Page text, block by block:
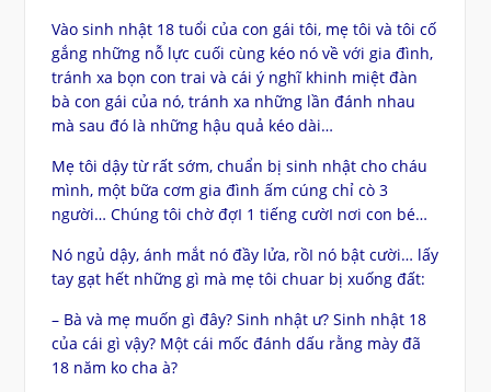
Vào sinh nhật 18 tuổi của con gái tôi, mẹ tôi và tôi cố
gắng những nỗ lực cuối cùng kéo nó về với gia đình,
tránh xa bọn con trai và cái ý nghĩ khinh miệt đàn
bà con gái của nó, tránh xa những lần đánh nhau
mà sau đó là những hậu quả kéo dài…
Mẹ tôi dậy từ rất sớm, chuẩn bị sinh nhật cho cháu
mình, một bữa cơm gia đình ấm cúng chỉ cò 3
người… Chúng tôi chờ đợI 1 tiếng cườI nơi con bé…
Nó ngủ dậy, ánh mắt nó đầy lửa, rồI nó bật cười… lấy
tay gạt hết những gì mà mẹ tôi chuar bị xuống đất:
– Bà và mẹ muốn gì đây? Sinh nhật ư? Sinh nhật 18
của cái gì vậy? Một cái mốc đánh dấu rằng mày đã
18 năm ko cha à?